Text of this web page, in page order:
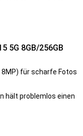
5G 8GB/256GB
für scharfe Fotos
hält problemlos einen